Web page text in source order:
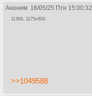
Аноним 16/05/25 Птн 15:00:32
113Кб, 1175x800
>>1049588